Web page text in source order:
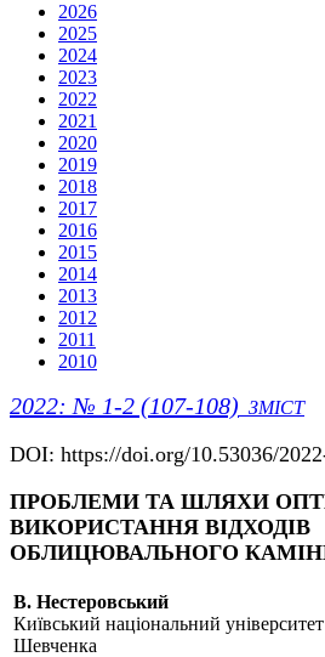
2026
2025
2024
2023
2022
2021
2020
2019
2018
2017
2016
2015
2014
2013
2012
2011
2010
2022: № 1-2 (107-108) ЗМІСТ
DOI: https://doi.org/10.53036/
ПРОБЛЕМИ ТА ШЛЯХИ
ВИКОРИСТАННЯ ВІДХОДІВ
ОБЛИЦЮВАЛЬНОГО
В. Нестеровський
Київський національний університет
Шевченка